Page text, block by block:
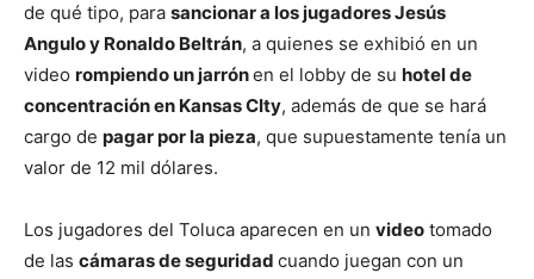
de qué tipo, para sancionar a los jugadores Jesús
Angulo y Ronaldo Beltrán, a quienes se exhibió en un
video rompiendo un jarrónen el lobby de su hotel de
concentración en Kansas CIty, además de que se hará
cargo de pagar por la pieza, que supuestamente tenía un
valor de 12 mil dólares.
Los jugadores del Toluca aparecen en un video tomado
de las cámaras de seguridad cuando juegan con un